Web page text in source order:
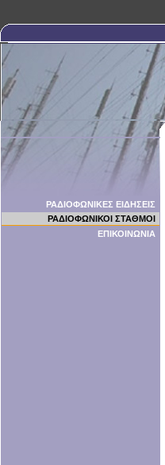
ΡΑΔΙΟΦΩΝΙΚΕΣ ΕΙΔΗΣΕΙΣ
ΡΑΔΙΟΦΩΝΙΚΟΙ ΣΤΑΘΜΟΙ
ΕΠΙΚΟΙΝΩΝΙΑ